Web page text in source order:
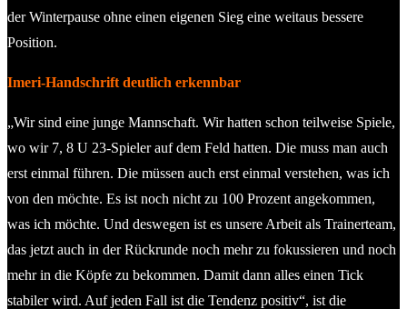
der Winterpause ohne einen eigenen Sieg eine weitaus bessere
Position.
Imeri-Handschrift deutlich erkennbar
„Wir sind eine junge Mannschaft. Wir hatten schon teilweise Spiele,
wo wir 7, 8 U 23-Spieler auf dem Feld hatten. Die muss man auch
erst einmal führen. Die müssen auch erst einmal verstehen, was ich
von den möchte. Es ist noch nicht zu 100 Prozent angekommen,
was ich möchte. Und deswegen ist es unsere Arbeit als Trainerteam,
das jetzt auch in der Rückrunde noch mehr zu fokussieren und noch
mehr in die Köpfe zu bekommen. Damit dann alles einen Tick
stabiler wird. Auf jeden Fall ist die Tendenz positiv“, ist die